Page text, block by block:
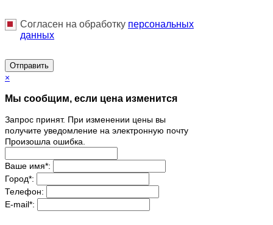
Согласен на обработку персональныx
данных
Отправить
×
Мы сообщим, если цена изменится
Запрос принят. При изменении цены вы
получите уведомление на электронную почту
Произошла ошибка.
Ваше имя*:
Город*:
Телефон:
E-mail*: